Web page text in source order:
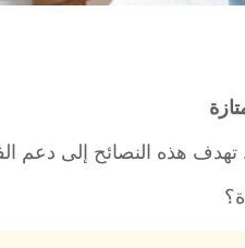
هذه النصائح إلى دعم